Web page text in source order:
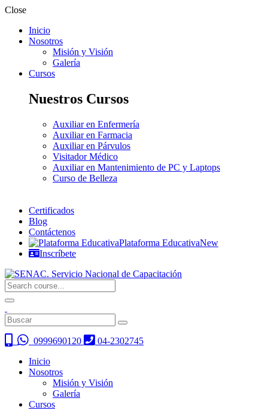
Close
Inicio
Nosotros
Misión y Visión
Galería
Cursos
Nuestros Cursos
Auxiliar en Enfermería
Auxiliar en Farmacia
Auxiliar en Párvulos
Visitador Médico
Auxiliar en Mantenimiento de PC y Laptops
Curso de Belleza
Certificados
Blog
Contáctenos
Plataforma EducativaNew
Inscríbete
0999690120
04-2302745
Inicio
Nosotros
Misión y Visión
Galería
Cursos